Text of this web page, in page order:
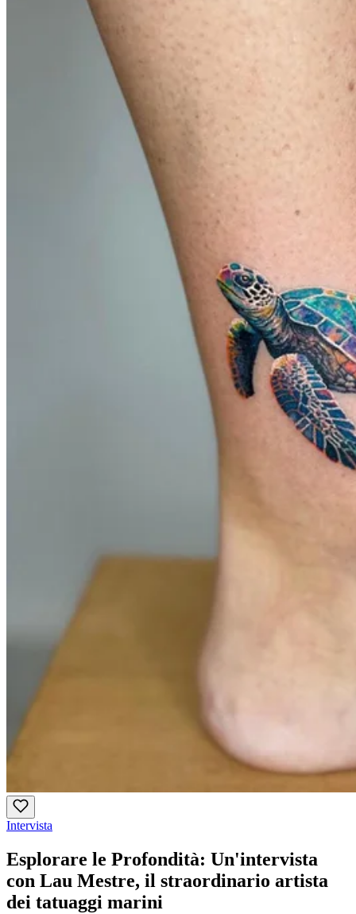
Intervista
Esplorare le Profondità: Un'intervista
con Lau Mestre, il straordinario artista
dei tatuaggi marini